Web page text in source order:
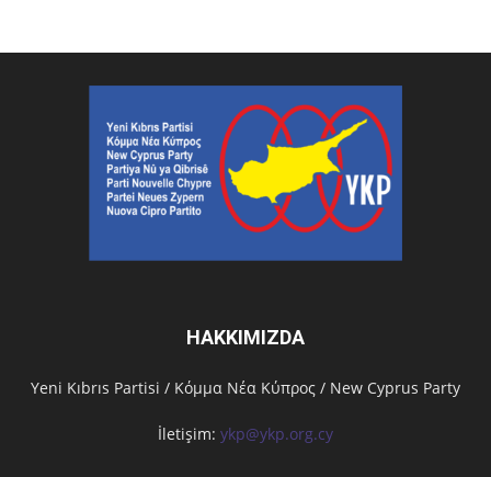
HAKKIMIZDA
Υeni Kıbrıs Partisi / Κόμμα Νέα Κύπρος / New Cyprus Party
İletişim: ykp@ykp.org.cy